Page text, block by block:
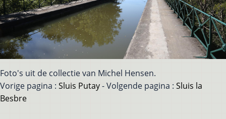
Foto's uit de collectie van Michel Hensen.
Vorige pagina : Sluis Putay- Volgende pagina : Sluis la
Besbre